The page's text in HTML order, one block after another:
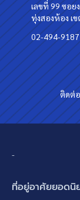
เลขที่ 99 ซอย
ทุ่งสองห้อง เ
02-494-9187
ติดต่
-
ที่อยู่อาศัยยอดนิ